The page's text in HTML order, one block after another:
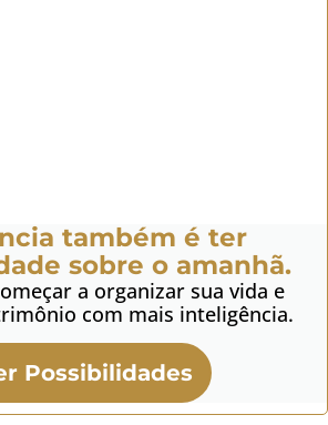
também é ter
sobre o amanhã.
a organizar sua vida e
com mais inteligência.
Possibilidades